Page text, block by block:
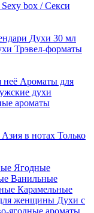
Sexy box / Секси
Духи 30 мл
Трэвел-форматы
неё Ароматы для
духи
ароматы
Азия в нотах Только
Ягодные
Ванильные
Карамельные
женщины Духи с
ягодные ароматы